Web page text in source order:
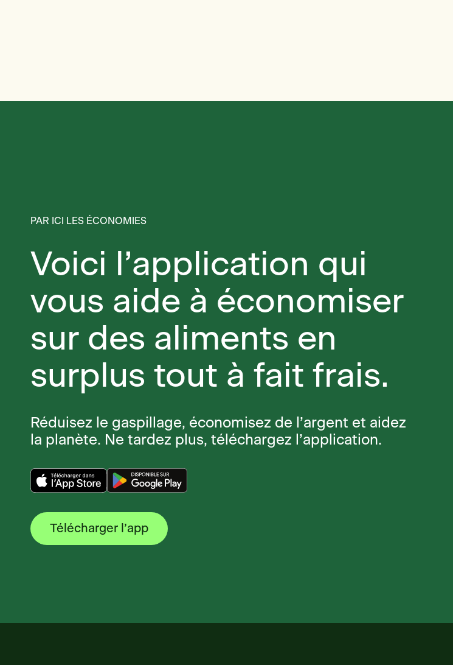
PAR ICI LES ÉCONOMIES
Voici l’application qui
vous aide à économiser
sur des aliments en
surplus tout à fait frais.
Réduisez le gaspillage, économisez de l’argent et aidez
la planète. Ne tardez plus, téléchargez l’application.
Télécharger l’app